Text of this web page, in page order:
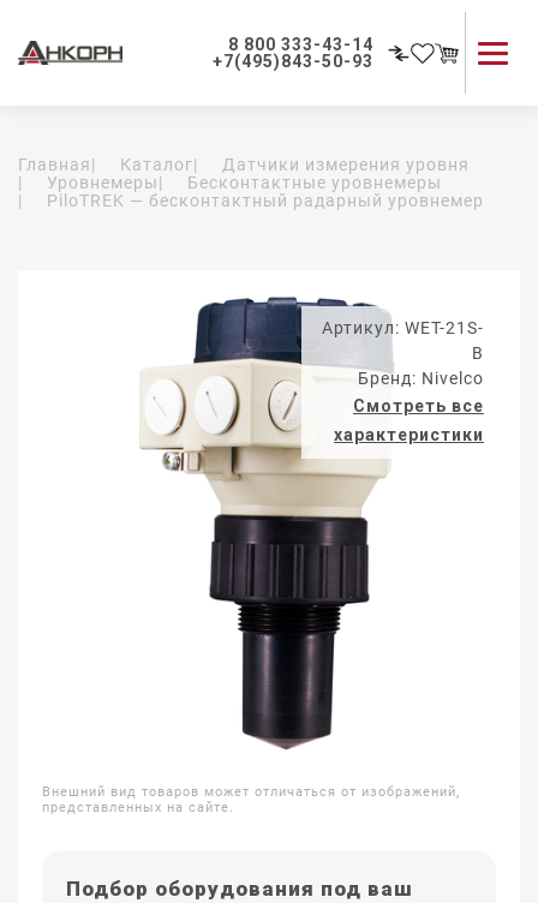
8 800 333-43-14
+7(495)843-50-93
Применение приборов
Как мы работаем
Главная| Каталог|
Датчики измерения уровня
|
Уровнемеры|
Бесконтактные уровнемеры
|
PiloTREK — бесконтактный радарный уровнемер
Артикул: WET-21S-
B
Бренд: Nivelco
Смотреть все
характеристики
Внешний вид товаров может отличаться от изображений,
представленных на сайте.
Подбор оборудования под ваш